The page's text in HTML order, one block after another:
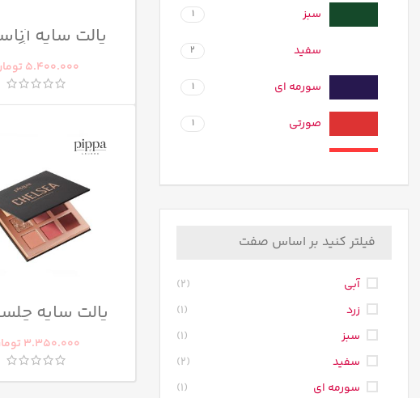
سبز 1
سفید 2
سورمه ای 1
صورتی 1
مشکی
فیلتر کنید بر اساس صفت
آبی
(2)
زرد
(1)
سبز
(1)
سفید
(2)
سورمه ای
(1)
پالت سایه
سافت گلم
5.400.000
پالت سایه
3.350.000